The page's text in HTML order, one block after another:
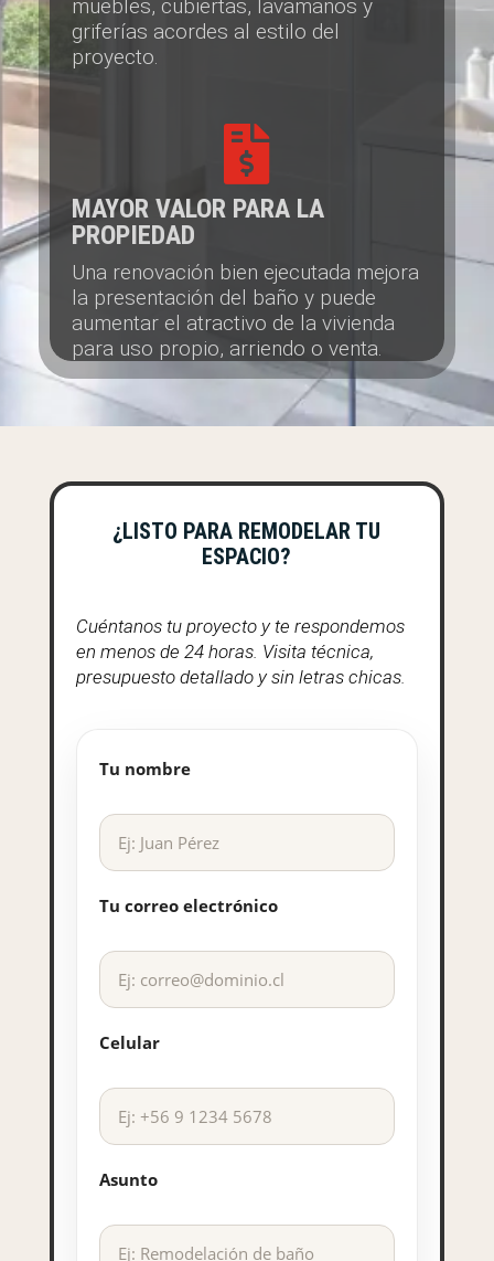
muebles, cubiertas, lavamanos y
griferías acordes al estilo del
proyecto.

MAYOR VALOR PARA LA
PROPIEDAD
Una renovación bien ejecutada mejora
la presentación del baño y puede
aumentar el atractivo de la vivienda
para uso propio, arriendo o venta.
¿LISTO PARA REMODELAR TU
ESPACIO?
Cuéntanos tu proyecto y te respondemos
en menos de 24 horas. Visita técnica,
presupuesto detallado y sin letras chicas.
Tu nombre
Tu correo electrónico
Celular
Asunto